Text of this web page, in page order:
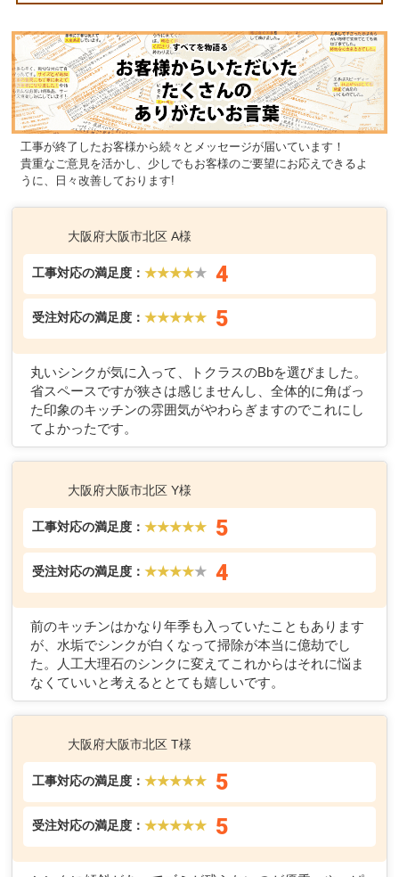
工事が終了したお客様から続々とメッセージが届いています！
貴重なご意見を活かし、少しでもお客様のご要望にお応えできるよ
うに、日々改善しております!
大阪府大阪市北区 A様
工事対応の満足度：★★★★★ 4
受注対応の満足度：★★★★★ 5
丸いシンクが気に入って、トクラスのBbを選びました。
省スペースですが狭さは感じませんし、全体的に角ばっ
た印象のキッチンの雰囲気がやわらぎますのでこれにし
てよかったです。
大阪府大阪市北区 Y様
工事対応の満足度：★★★★★ 5
受注対応の満足度：★★★★★ 4
前のキッチンはかなり年季も入っていたこともあります
が、水垢でシンクが白くなって掃除が本当に億劫でし
た。人工大理石のシンクに変えてこれからはそれに悩ま
なくていいと考えるととても嬉しいです。
大阪府大阪市北区 T様
工事対応の満足度：★★★★★ 5
受注対応の満足度：★★★★★ 5